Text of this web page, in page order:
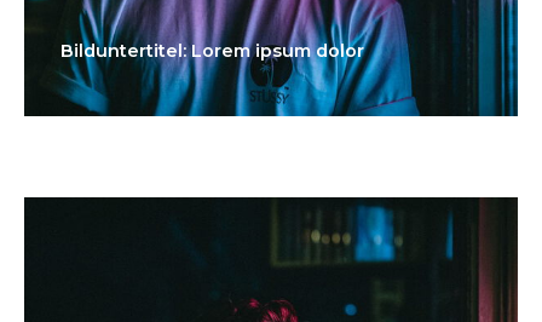
Bilduntertitel: Lorem ipsum dolor